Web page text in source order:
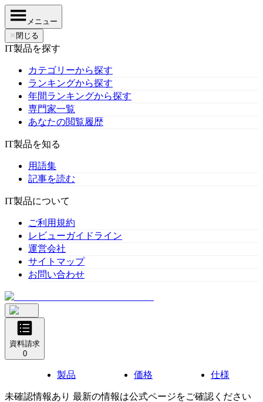
メニュー
✕ 閉じる
IT製品を探す
カテゴリーから探す
ランキングから探す
年間ランキングから探す
専門家一覧
あなたの閲覧履歴
IT製品を知る
用語集
記事を読む
IT製品について
ご利用規約
レビューガイドライン
運営会社
サイトマップ
お問い合わせ
資料請求
0
製品 価格 仕様
未確認情報あり 最新の情報は公式ページをご確認ください